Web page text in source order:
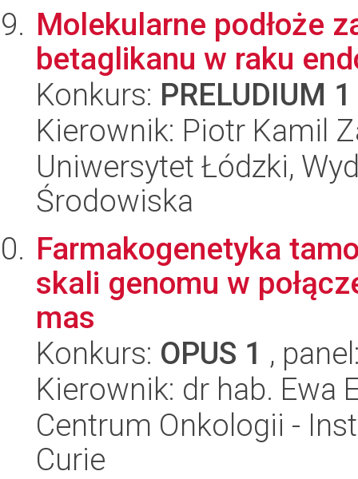
Molekularne podłoże
betaglikanu w raku
Konkurs: PRELUDIUM 1
Kierownik: Piotr Kamil
Uniwersytet Łódzki,
Środowiska
Farmakogenetyka
skali genomu w
mas
Konkurs: OPUS 1 ,
Kierownik: dr hab. Ewa
Centrum Onkologii -
Curie